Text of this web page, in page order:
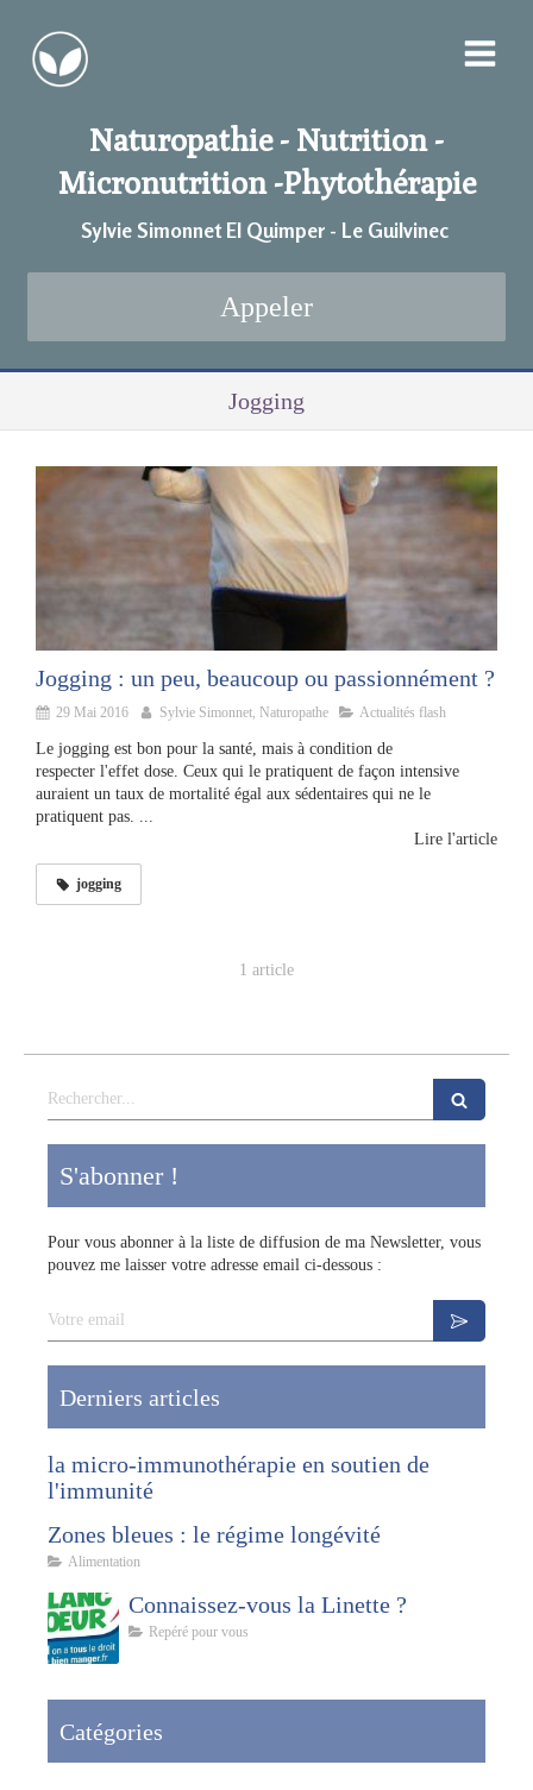
Naturopathie - Nutrition -
Micronutrition -Phytothérapie
Sylvie Simonnet EI Quimper - Le Guilvinec
Appeler
Jogging
Jogging : un peu, beaucoup ou passionnément ?
29 Mai 2016 Sylvie Simonnet, Naturopathe Actualités flash
Le jogging est bon pour la santé, mais à condition de
respecter l'effet dose. Ceux qui le pratiquent de façon intensive
auraient un taux de mortalité égal aux sédentaires qui ne le
pratiquent pas. ...
Lire l'article
jogging
1 article
Rechercher
S'abonner !
Pour vous abonner à la liste de diffusion de ma Newsletter, vous
pouvez me laisser votre adresse email ci-dessous :
Votre email
Derniers articles
la micro-immunothérapie en soutien de
l'immunité
Zones bleues : le régime longévité
Alimentation
Connaissez-vous la Linette ?
Repéré pour vous
Catégories